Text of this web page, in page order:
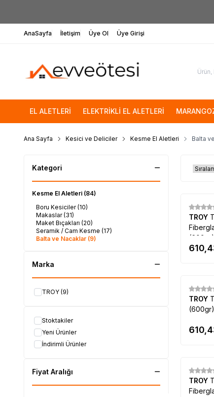
AnaSayfa İletişim Üye Ol Üye Girişi
EL ALETLERİ ELEKTRİKLİ EL ALETLERİ
Ana Sayfa Kesici ve Deliciler Kesme El Aletleri Balta
Kategori
Kesme El Aletleri (84)
Boru Kesiciler(10)
Makaslar(31)
Maket Bıçakları (20)
Seramik / Cam Kesme (17)
Balta ve Nacaklar (9)
Marka
TROY (9)
Stoktakiler
Yeni Ürünler
İndirimli Ürünler
Fiyat Aralığı
TROY
(600gr)
TROY
(600gr)
TROY